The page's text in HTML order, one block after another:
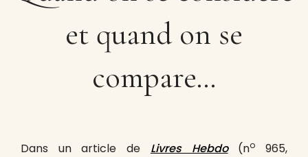
et quand on se
compare…
Dans un article de Livres Hebdo(no
965,